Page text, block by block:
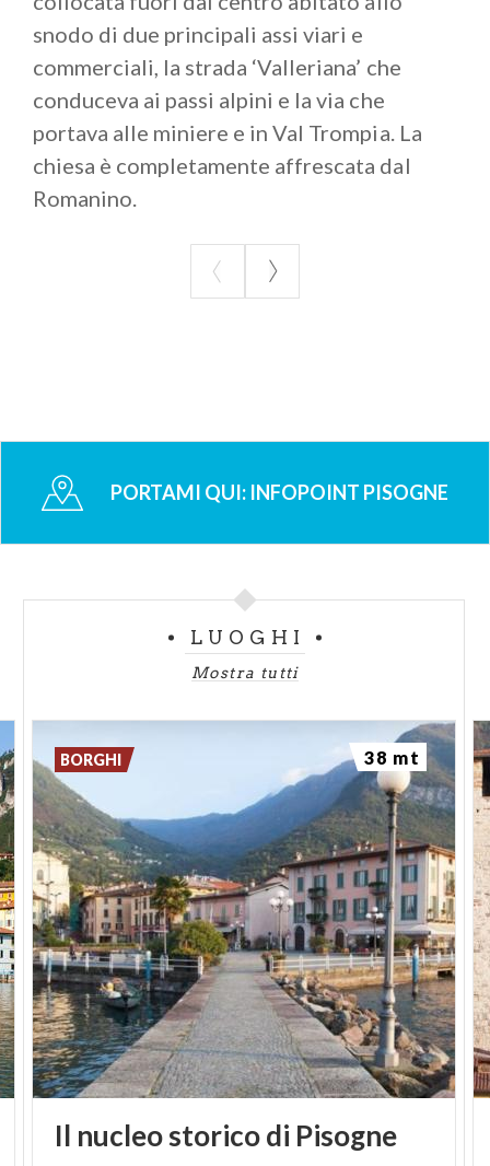
snodo di due principali assi viari e
commerciali, la strada ‘Valleriana’ che
conduceva ai passi alpini e la via che
portava alle miniere e in Val Trompia. La
chiesa è completamente affrescata dal
Romanino.
PORTAMI QUI: INFOPOINT PISOGNE
LUOGHI
Mostra tutti
Il nucleostoricodi Pisogne
BORGHI 38 mt